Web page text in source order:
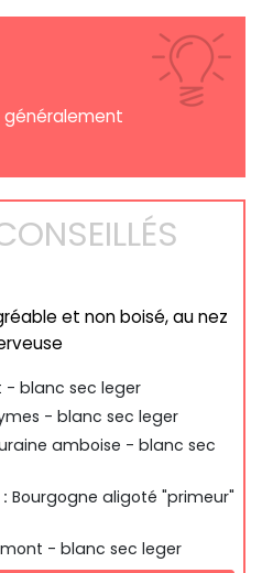
généralement
et non boisé, au nez
- blanc sec leger
- blanc sec leger
amboise - blanc sec
Bourgogne aligoté "primeur"
- blanc sec leger